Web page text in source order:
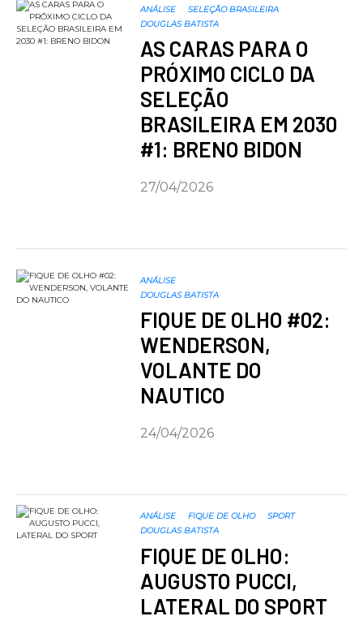
ANÁLISE
SELEÇÃO BRASILEIRA
DOUGLAS BATISTA
AS CARAS PARA O
PRÓXIMO CICLO DA
SELEÇÃO
BRASILEIRA EM 2030
#1: BRENO BIDON
27/04/2026
ANÁLISE
DOUGLAS BATISTA
FIQUE DE OLHO #02:
WENDERSON,
VOLANTE DO
NAUTICO
24/04/2026
ANÁLISE FIQUE DE OLHO
SPORT
DOUGLAS BATISTA
FIQUE DE OLHO:
AUGUSTO PUCCI,
LATERAL DO SPORT